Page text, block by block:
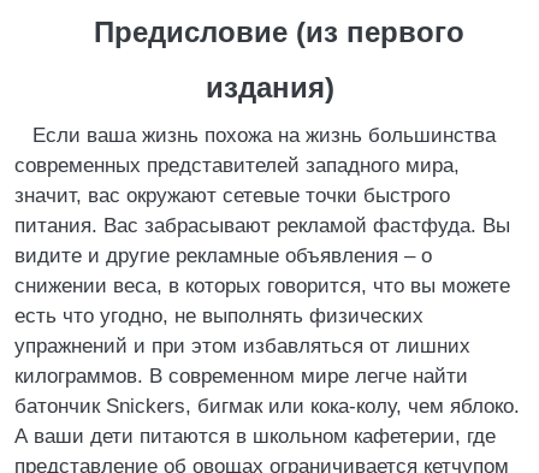
Предисловие (из первого
издания)
Если ваша жизнь похожа на жизнь большинства
современных представителей западного мира,
значит, вас окружают сетевые точки быстрого
питания. Вас забрасывают рекламой фастфуда. Вы
видите и другие рекламные объявления – о
снижении веса, в которых говорится, что вы можете
есть что угодно, не выполнять физических
упражнений и при этом избавляться от лишних
килограммов. В современном мире легче найти
батончик Snickers, бигмак или кока-колу, чем яблоко.
А ваши дети питаются в школьном кафетерии, где
представление об овощах ограничивается кетчупом